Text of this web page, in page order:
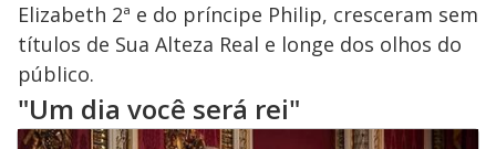
Elizabeth 2ª e do príncipe Philip, cresceram sem
títulos de Sua Alteza Real e longe dos olhos do
público.
"Um dia você será rei"